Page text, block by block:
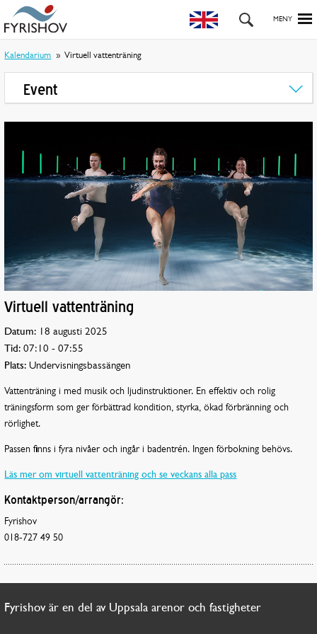
Kalendarium Virtuell vattenträning
Event
Virtuell vattenträning
Datum: 18 augusti 2025
Tid: 07:10 - 07:55
Plats: Undervisningsbassängen
Vattenträning i med musik och ljudinstruktioner. En effektiv och rolig
träningsform som ger förbättrad kondition, styrka, ökad förbränning och
rörlighet.
Passen finns i fyra nivåer och ingår i badentrén. Ingen förbokning behövs.
Läs mer om virtuell vattenträning och se veckans alla pass
Kontaktperson/arrangör:
Fyrishov
018-727 49 50
Fyrishov är en del av Uppsala arenor och fastigheter